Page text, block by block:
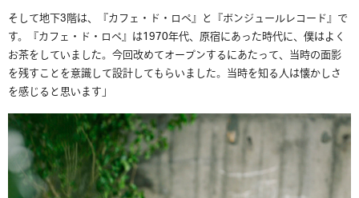
そして地下3階は、『カフェ・ド・ロペ』と『ボンジュールレコード』で
す。『カフェ・ド・ロペ』は1970年代、原宿にあった時代に、僕はよく
お茶をしていました。今回改めてオープンするにあたって、当時の面影
を残すことを意識して設計してもらいました。当時を知る人は懐かしさ
を感じると思います」